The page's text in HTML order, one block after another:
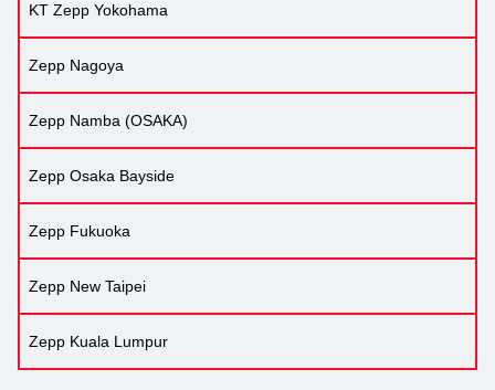
KT Zepp Yokohama
Zepp Nagoya
Zepp Namba (OSAKA)
Zepp Osaka Bayside
Zepp Fukuoka
Zepp New Taipei
Zepp Kuala Lumpur